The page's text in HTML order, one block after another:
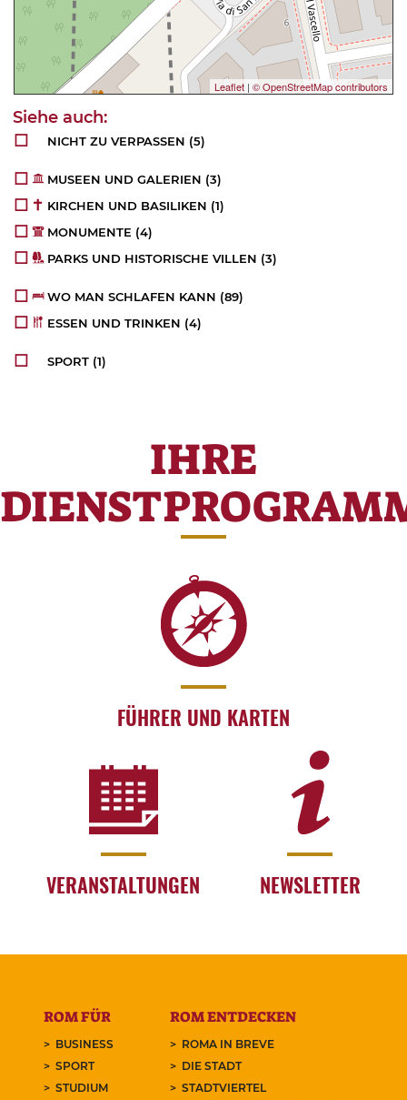
Leaflet | © OpenStreetMap contributors
NICHT ZU VERPASSEN (5)
MUSEEN UND GALERIEN (3)
KIRCHEN UND BASILIKEN (1)
MONUMENTE (4)
PARKS UND HISTORISCHE VILLEN (3)
WO MAN SCHLAFEN KANN (89)
ESSEN UND TRINKEN (4)
SPORT (1)
IHRE
FÜHRER UND KARTEN
VERANSTALTUNGEN NEWSLETTER
ROM FÜR
BUSINESS
SPORT
STUDIUM
ROM ENTDECKEN
ROMA IN BREVE
DIE STADT
STADTVIERTEL